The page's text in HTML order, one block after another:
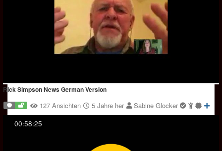
Rick Simpson News German Version
127 Ansichten 5 Jahre her
Sabine Glocker
00:58:25